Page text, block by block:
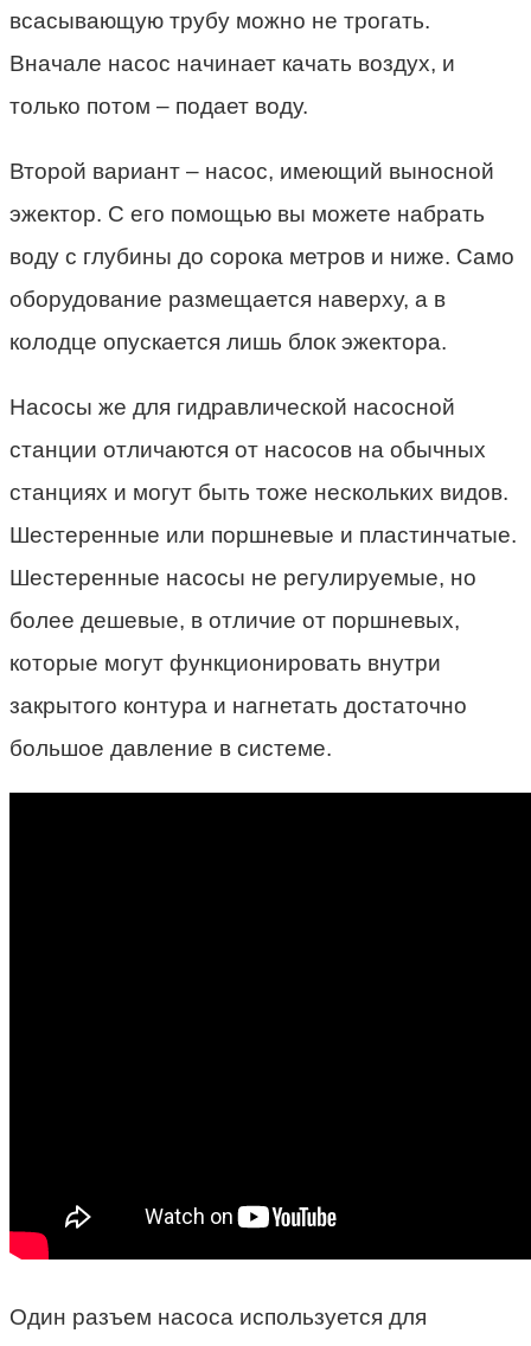
всасывающую трубу можно не трогать.
Вначале насос начинает качать воздух, и
только потом – подает воду.
Второй вариант – насос, имеющий выносной
эжектор. С его помощью вы можете набрать
воду с глубины до сорока метров и ниже. Само
оборудование размещается наверху, а в
колодце опускается лишь блок эжектора.
Насосы же для гидравлической насосной
станции отличаются от насосов на обычных
станциях и могут быть тоже нескольких видов.
Шестеренные или поршневые и пластинчатые.
Шестеренные насосы не регулируемые, но
более дешевые, в отличие от поршневых,
которые могут функционировать внутри
закрытого контура и нагнетать достаточно
большое давление в системе.
Один разъем насоса используется для